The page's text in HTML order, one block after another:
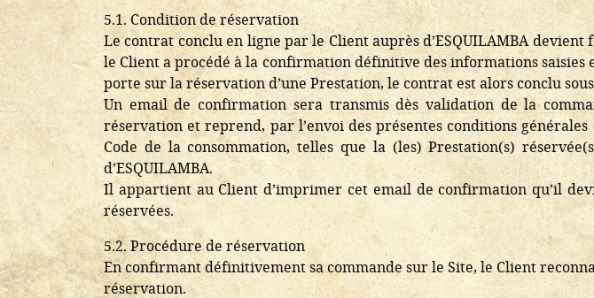
5.1. Condition de réservation
Le contrat conclu en ligne par le Client auprès d’ESQUILAMBA
le Client a procédé à la confirmation définitive des informations
porte sur la réservation d’une Prestation, le contrat est alors conclu
Un email de confirmation sera transmis dès validation de la
réservation et reprend, par l’envoi des présentes conditions
Code de la consommation, telles que la (les) Prestation(s)
d’ESQUILAMBA.
Il appartient au Client d’imprimer cet email de confirmation qu’il
réservées.
5.2. Procédure de réservation
En confirmant définitivement sa commande sur le Site, le Client
réservation.